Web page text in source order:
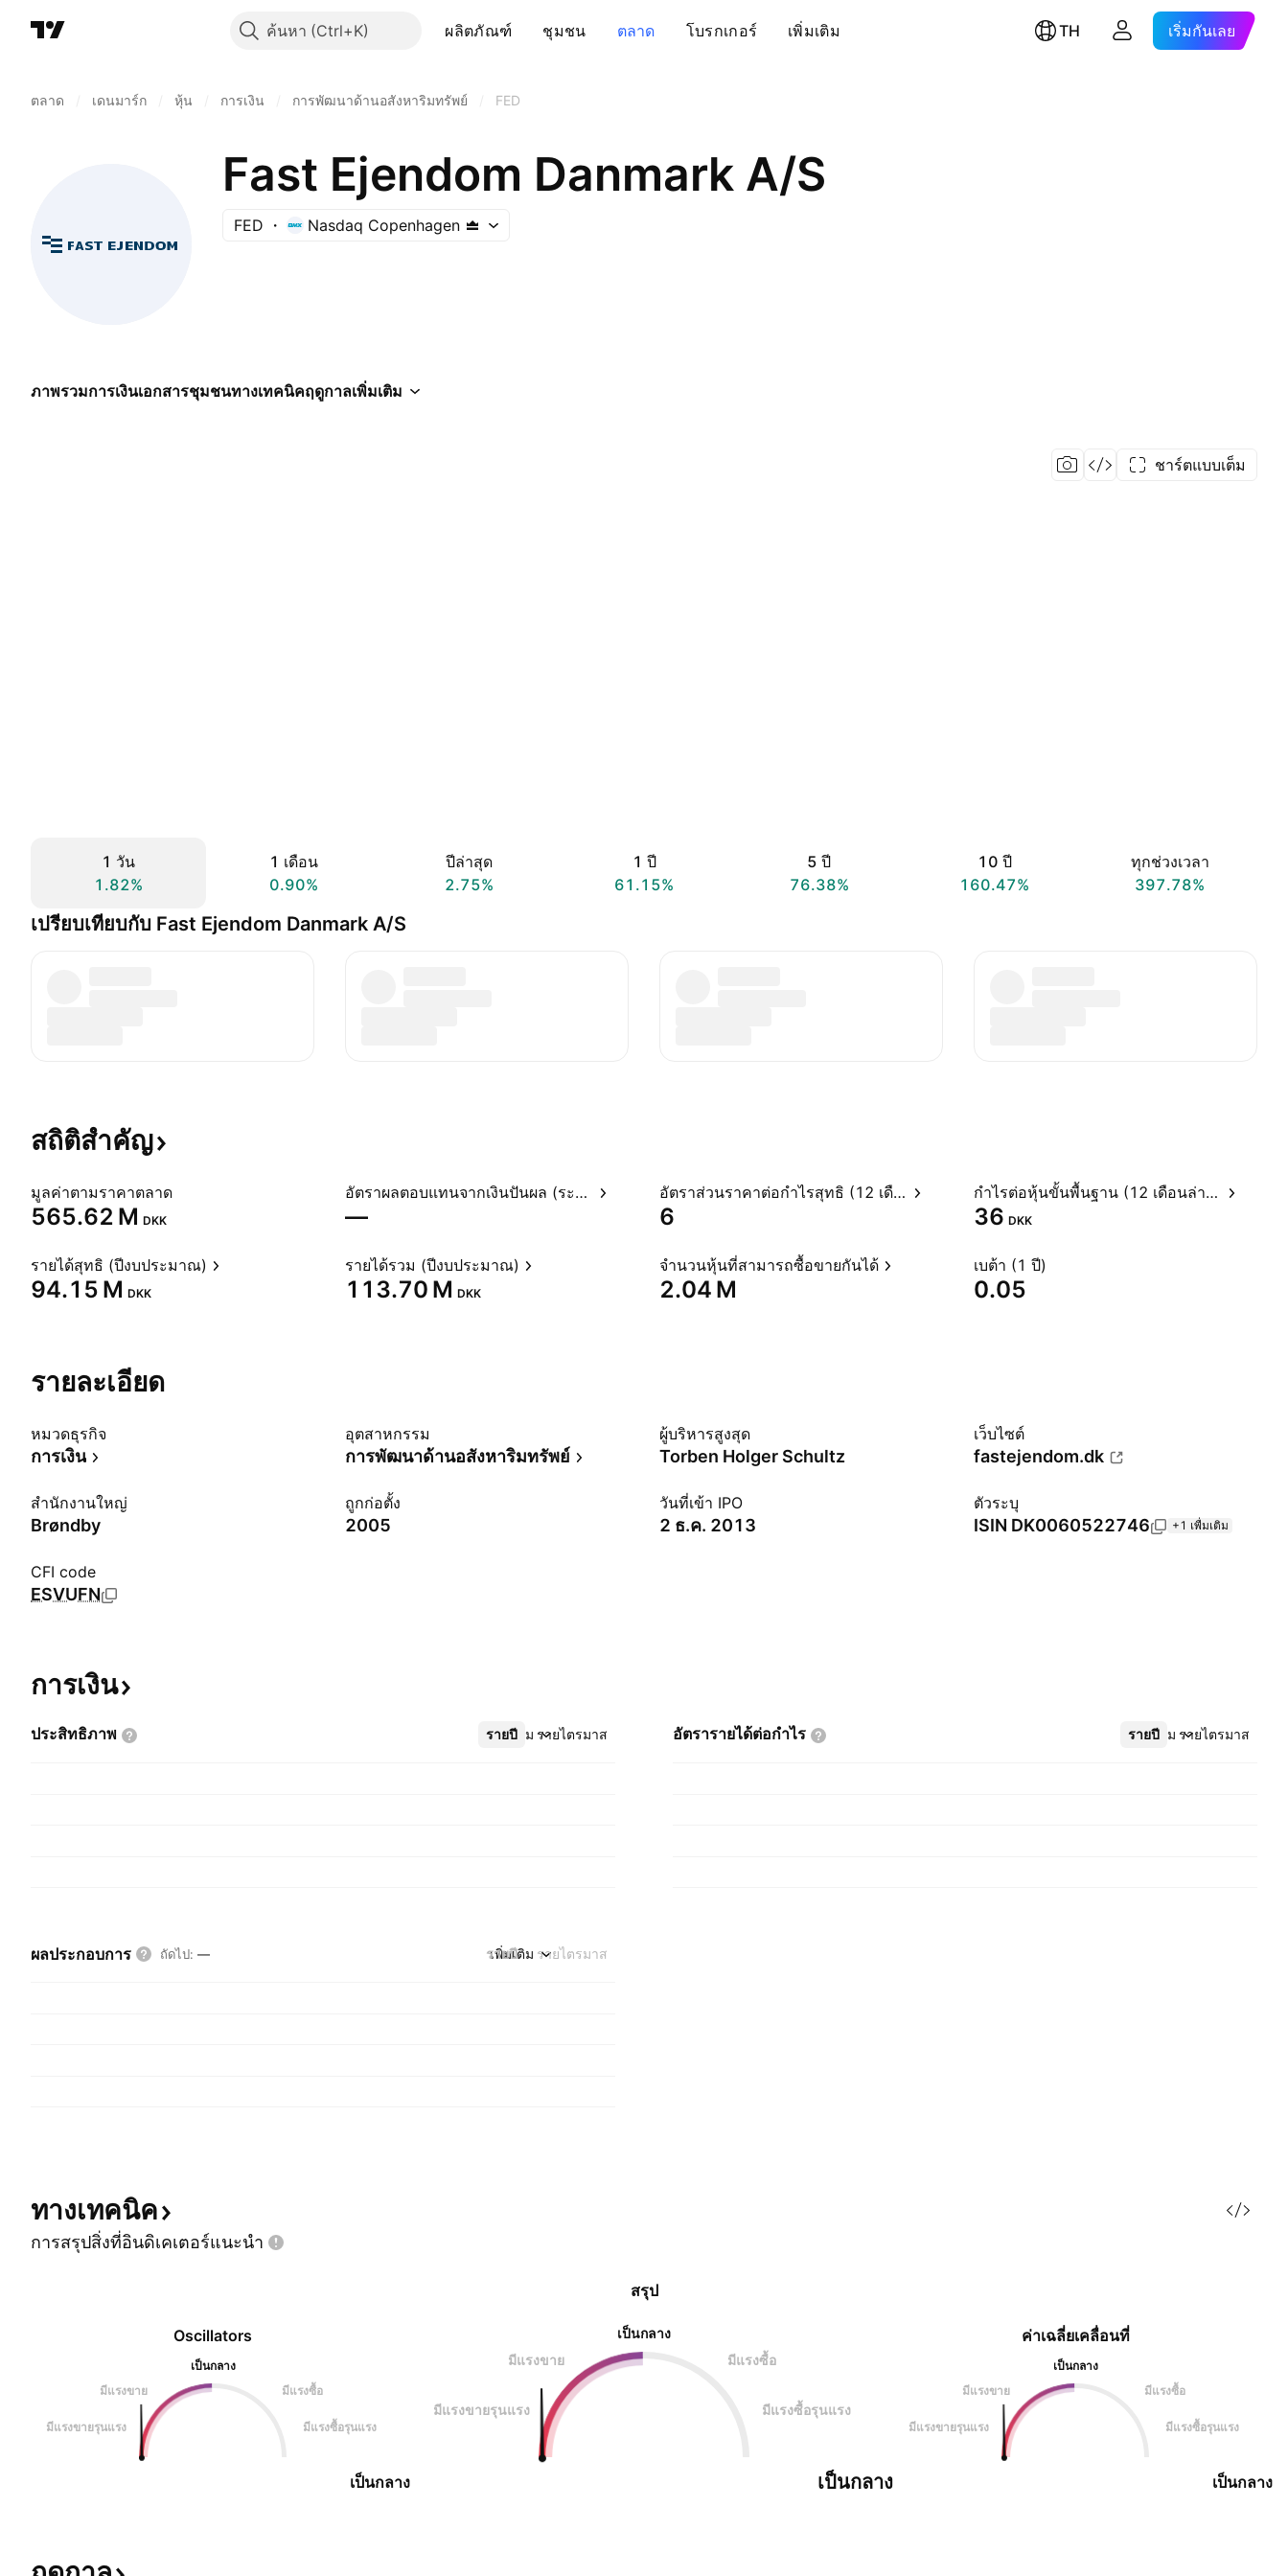
ค้นหา ผลิตภัณฑ์ ชุมชน ตลาด โบรกเกอร์ เพิ่มเติม TH เริ่มกันเลย
ตลาด เดนมาร์ก หุ้น การเงิน การพัฒนาด้านอสังหาริมทรัพย์ FED
Fast Ejendom Danmark A/S
FED Nasdaq Copenhagen
ภาพรวมการเงินเอกสารชุมชนทางเทคนิคฤดูกาลเพิ่มเติม
ชาร์ตแบบเต็ม
1 วัน
1.82%
1 เดือน
0.90%
ปีล่าสุด
2.75%
1 ปี
61.15%
5 ปี
76.38%
10 ปี
160.47%
ทุกช่วงเวลา
397.78%
เปรียบเทียบกับ Fast Ejendom Danmark A/S
สถิติสำคัญ
มูลค่าตามราคาตลาด
‪565.62 M‬ DKK
อัตราผลตอบแทนจากเงินปันผล (ระบุไว้)
—
อัตราส่วนราคาต่อกำไรสุทธิ (12 เดือนล่าสุด)
6
กำไรต่อหุ้นขั้นพื้นฐาน (12 เดือนล่าสุด)
36 DKK
รายได้สุทธิ (ปีงบประมาณ)
‪94.15 M‬ DKK
รายได้รวม (ปีงบประมาณ)
‪113.70 M‬ DKK
จำนวนหุ้นที่สามารถซื้อขายกันได้
‪2.04 M‬
เบต้า (1 ปี)
0.05
รายละเอียด
หมวดธุรกิจ
การเงิน
อุตสาหกรรม
การพัฒนาด้านอสังหาริมทรัพย์
ผู้บริหารสูงสุด
Torben Holger Schultz
เว็บไซต์
fastejendom.dk
สำนักงานใหญ่
Brøndby
ถูกก่อตั้ง
2005
วันที่เข้า IPO
2 ธ.ค. 2013
ตัวระบุ
ISIN DK0060522746 +1 เพื่มเติม
CFI code
ESVUFN
การเงิน
ประสิทธิภาพ รายปี รายไตรมาส
เพิ่มเติม อัตรารายได้ต่อกำไร รายปี รายไตรมาส
เพิ่มเติม
ผลประกอบการ ถัดไป: — รายปี รายไตรมาส
เพิ่มเติม
ทางเทคนิค
การสรุปสิ่งที่อินดิเคเตอร์แนะนำ
Oscillators
เป็นกลาง
มีแรงขาย
มีแรงซื้อ
มีแรงขายรุนแรง มีแรงซื้อรุนแรง
เป็นกลาง
สรุป
เป็นกลาง
มีแรงขาย
มีแรงซื้อ
มีแรงขายรุนแรง มีแรงซื้อรุนแรง
เป็นกลาง
ค่าเฉลี่ยเคลื่อนที่
เป็นกลาง
มีแรงขาย
มีแรงซื้อ
มีแรงขายรุนแรง มีแรงซื้อรุนแรง
เป็นกลาง